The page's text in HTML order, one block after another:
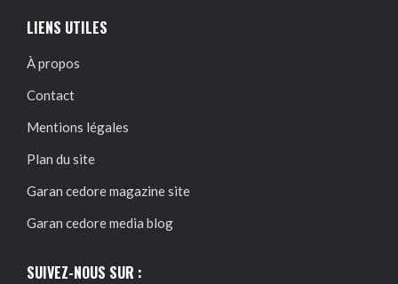
LIENS UTILES
À propos
Contact
Mentions légales
Plan du site
Garan cedore magazine site
Garan cedore media blog
SUIVEZ-NOUS SUR :